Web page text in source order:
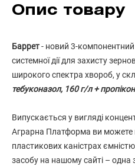
Опис товару
Баррет- новий 3-
системної дії для захисту
широкого спектра хвороб, у
тебуконазол, 160 г/л +
Випускається у вигляді
Аграрна Платформа ви можете
пластикових каністрах
засобу на нашому сайті – одна